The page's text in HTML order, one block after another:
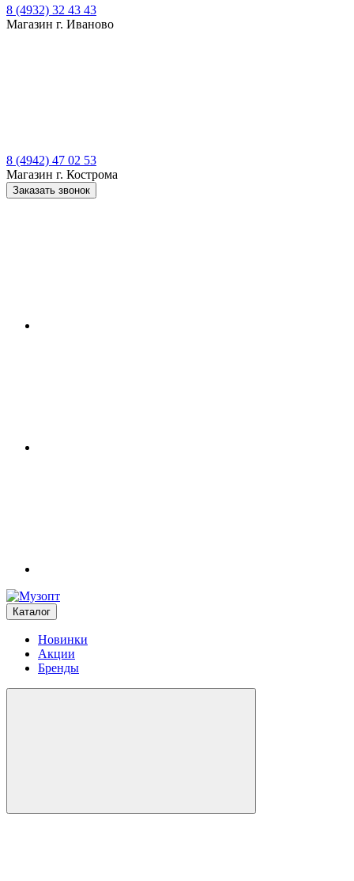
8 (4932) 32 43 43
Магазин г. Иваново
8 (4942) 47 02 53
Магазин г. Кострома
Заказать звонок
Каталог
Новинки
Акции
Бренды